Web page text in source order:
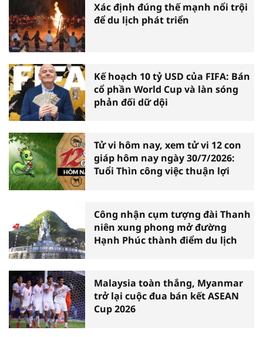
Xác định đúng thế mạnh nổi trội
để du lịch phát triển
Kế hoạch 10 tỷ USD của FIFA: Bán
cổ phần World Cup và làn sóng
phản đối dữ dội
Tử vi hôm nay, xem tử vi 12 con
giáp hôm nay ngày 30/7/2026:
Tuổi Thìn công việc thuận lợi
Công nhận cụm tượng đài Thanh
niên xung phong mở đường
Hạnh Phúc thành điểm du lịch
Malaysia toàn thắng, Myanmar
trở lại cuộc đua bán kết ASEAN
Cup 2026